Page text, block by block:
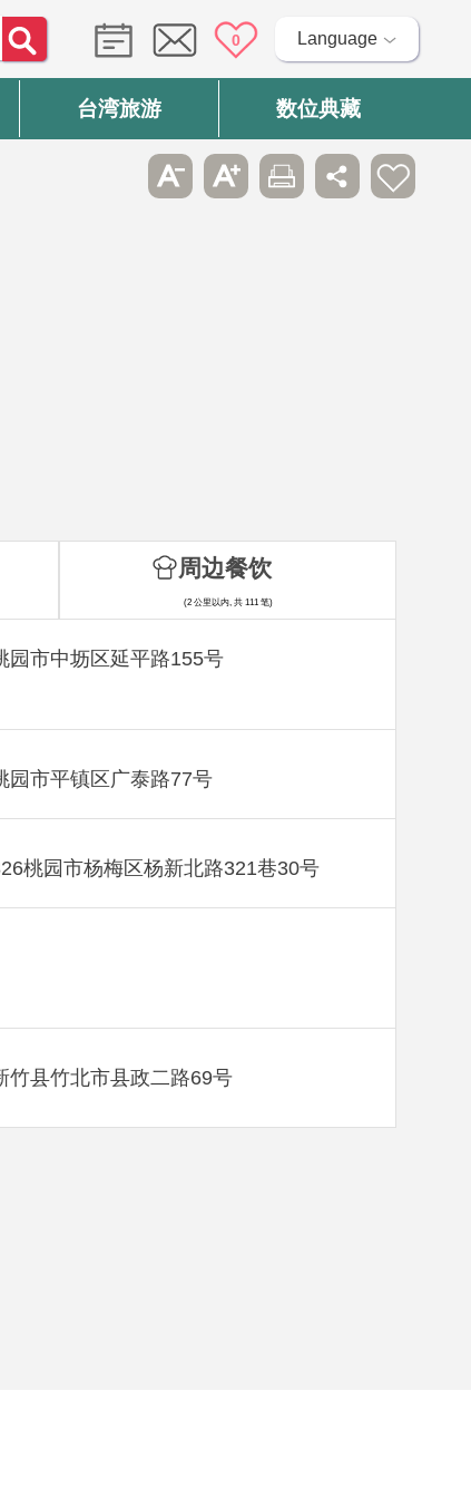
0 Language
台湾旅游 数位典藏
园市中坜区延平路155号
园市平镇区广泰路77号
桃园市杨梅区杨新北路321巷30号
竹县竹北市县政二路69号
周边餐饮
(2 公里以内, 共 111 笔)